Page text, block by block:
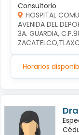
Consultorio
HOSPITAL
AVENIDA DEL
3A. GUARDIA,
Horarios